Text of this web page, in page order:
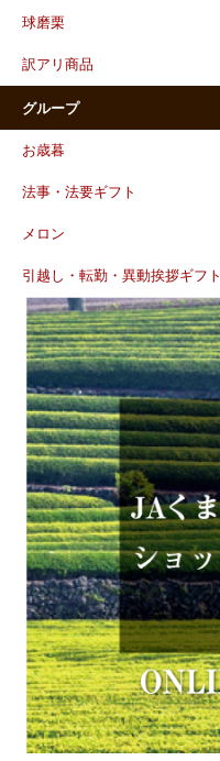
球磨栗
訳アリ商品
グループ
お歳暮
法事・法要ギフト
メロン
引越し・転勤・異動挨拶ギフト